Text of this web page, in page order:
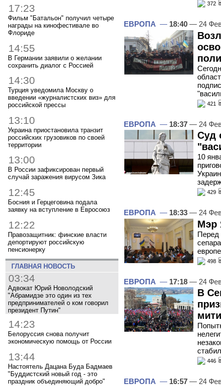
17:23
Фильм "Батальон" получил четыре
награды на кинофестивале во
Флориде
14:55
В Германии заявили о желании
сохранить диалог с Россией
14:30
Турция уведомила Москву о
введении «журналистских виз» для
российской прессы
13:10
Украина приостановила транзит
российских грузовиков по своей
территории
13:00
В России зафиксирован первый
случай заражения вирусом Зика
12:45
Босния и Герцеговина подала
заявку на вступление в Евросоюз
12:22
Правозащитник: финские власти
депортируют российскую
пенсионерку
ГЛАВНАЯ НОВОСТЬ
03:34
Адвокат Юрий Новолодский
"Абрамидзе это один из тех
предпринимателей о ком говорил
президент Путин"
14:23
Белоруссия снова получит
экономическую помощь от России
13:44
Настоятель Дацана Буда Бадмаев
"Буддистский новый год - это
праздник объединяющий добро"
372
ЕВРОПА — 18:40 — 24
421
ЕВРОПА — 18:37 — 24
Суд
10
429
ЕВРОПА — 18:33 — 24
Мэр
Перед
498
ЕВРОПА — 17:18 — 24
В
446
ЕВРОПА — 16:57 — 24